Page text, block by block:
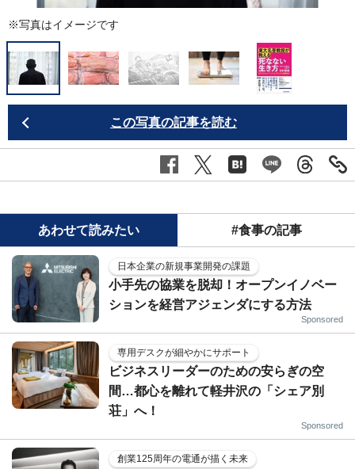
※写真はイメージです
この写真の記事を読む
あわせて読みたい #食事の記事
日本企業の新規事業開発の課題
小手先の協業を脱却！オープンイノベー
ションを経営アジェンダにする方法
Sponsored
専用デスクが細やかにサポート
ビジネスリーダーのための安らぎの空
間…都心を離れて軽井沢の「シェア別
荘」へ！
Sponsored
創業125周年の電通が描く未来